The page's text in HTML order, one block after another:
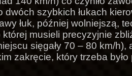
dwóch szybkich łukach
łuk, później wolniejszą,
musieli precyzyjnie
sięgały 70 – 80 km/h),
zakręcie, który trzeba